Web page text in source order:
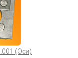
(Оси)